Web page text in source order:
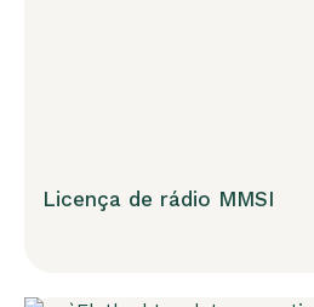
Licença de rádio MMSI